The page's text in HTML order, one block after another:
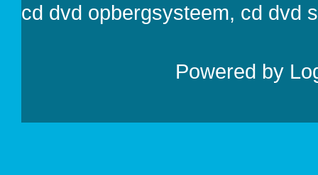
cd dvd opbergsysteem, cd dvd
Powered by